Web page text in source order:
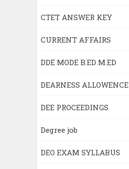
CTET ANSWER KEY
CURRENT AFFAIRS
DDE MODE B.ED M.ED
DEARNESS ALLOWENCE
DEE PROCEEDINGS
Degree job
DEO EXAM SYLLABUS